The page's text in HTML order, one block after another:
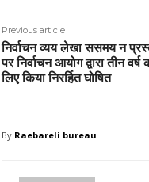
Previous article
निर्वाचन व्यय लेखा ससमय न
पर निर्वाचन आयोग द्वारा तीन
लिए किया निरर्हित घोषित
By Raebareli bureau